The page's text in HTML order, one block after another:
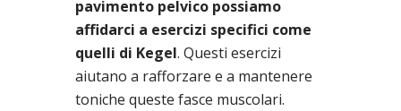
pavimento pelvico possiamo
affidarci a esercizi specifici come
quelli di Kegel. Questi esercizi
aiutano a rafforzare e a mantenere
toniche queste fasce muscolari.